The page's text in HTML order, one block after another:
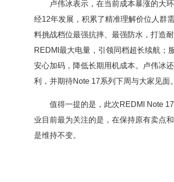
卢伟冰表示，在当前成本暴涨的大
经12年发展，积累了精准理解价位人群
料挑战档位最强抗摔、最强防水，打造
REDMI最大电量，引领同档超长续航；
安心加码，降低长期用机成本。卢伟冰
利，并期待Note 17系列下周与大家见面。
值得一提的是，此次REDMI Note
业目前最为关注的是，在保持原有卖点
是维持不变。